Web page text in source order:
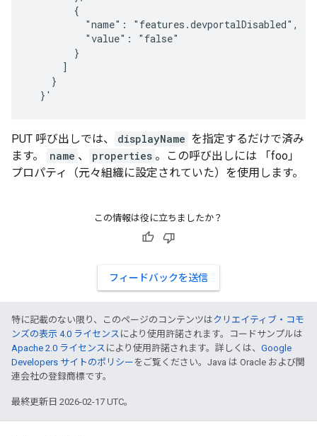
        {
          "name": "features.devportalDisabled",
          "value": "false"
        }
      ]
    }
  }'
PUT 呼び出しでは、 displayName を指定するだけで済み
ます。
name 、 properties 。この呼び出しには 「foo」
プロパティ（元々組織に設定されていた）を使用します。
この情報は役に立ちましたか？
フィードバックを送信
特に記載のない限り、このページのコンテンツはクリエイティブ・コモ
ンズの表示 4.0 ライセンス により使用許諾されます。コードサンプルは
Apache 2.0 ライセンス により使用許諾されます。詳しくは、 Google
Developers サイトのポリシー をご覧ください。Java は Oracle および関
連会社の登録商標です。
最終更新日 2026-02-17 UTC。